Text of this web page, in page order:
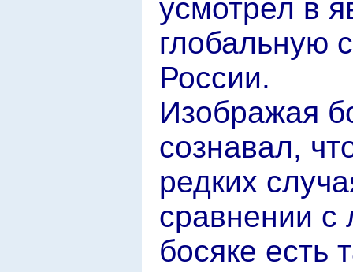
усмотрел в
глобальную
России.
Изображая
сознавал,
редких
сравнении с
босяке есть